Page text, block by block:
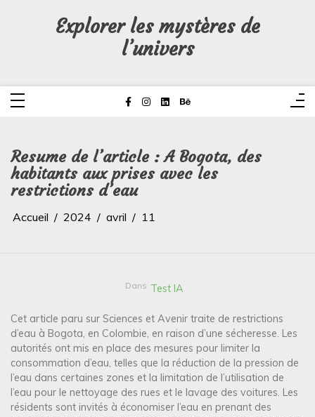
Explorer les mystères de
l’univers
Resume de l’article : A Bogota, des
habitants aux prises avec les
restrictions d’eau
Accueil 2024 avril 11
Dans Test IA
Cet article paru sur Sciences et Avenir traite de restrictions
d’eau à Bogota, en Colombie, en raison d’une sécheresse. Les
autorités ont mis en place des mesures pour limiter la
consommation d’eau, telles que la réduction de la pression de
l’eau dans certaines zones et la limitation de l’utilisation de
l’eau pour le nettoyage des rues et le lavage des voitures. Les
résidents sont invités à économiser l’eau en prenant des